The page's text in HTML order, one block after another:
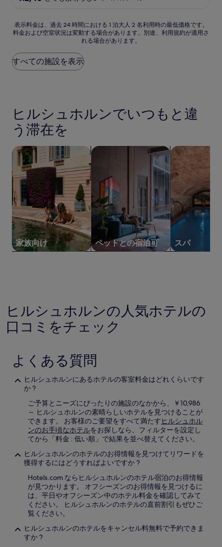
中
9.2、
て
も
素
(13
件
の
口
コ
ミ)
件
の
口
コ
ミ
表
示
金
は、
過
に
お
け
1
大
人
2
名
利
用
時
の
最
低
お
よ
び
状
況
変
り
が
表示料金は、過去 24 時間における 1 泊大人 2 名利用時の最低価格です。
料金および空室状況は変動する場合があります。別途、利用規約が適用さ
れる場合があります。
すべての施設を表示
ヒルシュホルンでいつもと違
う滞在を
家族向け
家族向けの宿泊施設を検索する
ペットとの宿泊可
ペットと泊まれる宿泊施設を検索す
スパ
スパ付きの宿
ヒルシュホルンの人気ホテルの
口コミをチェック
よくある質問
ヒルシュホルンにあるホテルの客室料金はどれくらいです
か ?
ご予算とニーズにぴったりの施設のなかから、￥10,986
～ ヒルシュホルンの素晴らしいホテルを見つけることが
できます。 お客様のご要望をすべて満たすヒルシュホル
ンのお手頃なホテルをお探しなら、フィルターを設定し
てから「料金 : 低い順」で結果を並べ替えてください。
ヒルシュホルンのホテルのお得情報を見つけてリワードを
獲得するにはどうすればよいですか ?
Hotels.com ならヒルシュホルンのホテル宿泊のお得情報
が見つかります。 オフシーズンのお得情報を見つけるに
は、平日やオフシーズン中のホテル料金を確認してみて
ください。 ヒルシュホルンのホテルの直前割引もぜひご
覧ください。
ヒルシュホルンのホテルをキャンセル料無料で予約できま
すか ?